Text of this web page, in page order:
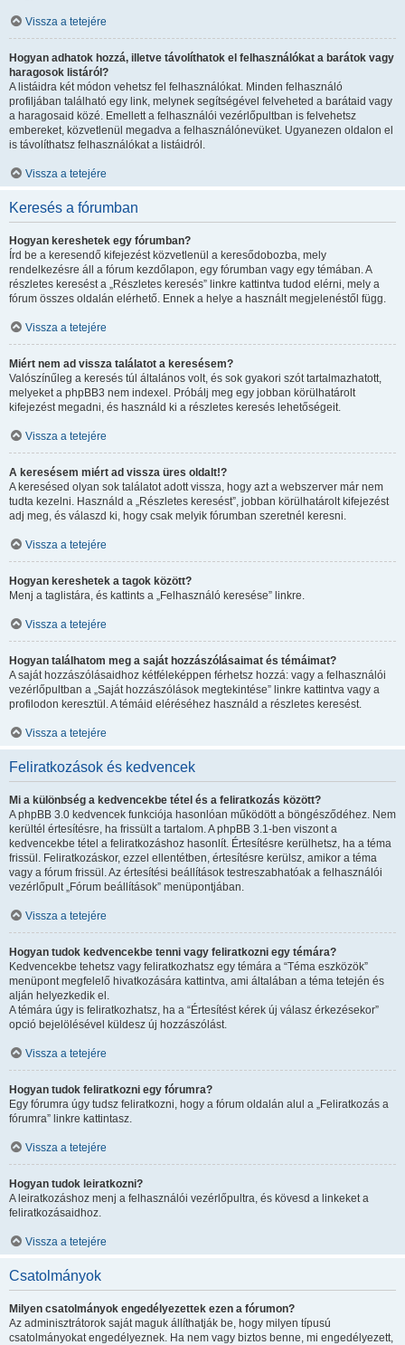
Vissza a tetejére
Hogyan adhatok hozzá, illetve távolíthatok el felhasználókat a barátok vagy
haragosok listáról?
A listáidra két módon vehetsz fel felhasználókat. Minden felhasználó
profiljában található egy link, melynek segítségével felveheted a barátaid vagy
a haragosaid közé. Emellett a felhasználói vezérlőpultban is felvehetsz
embereket, közvetlenül megadva a felhasználónevüket. Ugyanezen oldalon el
is távolíthatsz felhasználókat a listáidról.
Vissza a tetejére
Keresés a fórumban
Hogyan kereshetek egy fórumban?
Írd be a keresendő kifejezést közvetlenül a keresődobozba, mely
rendelkezésre áll a fórum kezdőlapon, egy fórumban vagy egy témában. A
részletes keresést a „Részletes keresés” linkre kattintva tudod elérni, mely a
fórum összes oldalán elérhető. Ennek a helye a használt megjelenéstől függ.
Vissza a tetejére
Miért nem ad vissza találatot a keresésem?
Valószínűleg a keresés túl általános volt, és sok gyakori szót tartalmazhatott,
melyeket a phpBB3 nem indexel. Próbálj meg egy jobban körülhatárolt
kifejezést megadni, és használd ki a részletes keresés lehetőségeit.
Vissza a tetejére
A keresésem miért ad vissza üres oldalt!?
A keresésed olyan sok találatot adott vissza, hogy azt a webszerver már nem
tudta kezelni. Használd a „Részletes keresést”, jobban körülhatárolt kifejezést
adj meg, és válaszd ki, hogy csak melyik fórumban szeretnél keresni.
Vissza a tetejére
Hogyan kereshetek a tagok között?
Menj a taglistára, és kattints a „Felhasználó keresése” linkre.
Vissza a tetejére
Hogyan találhatom meg a saját hozzászólásaimat és témáimat?
A saját hozzászólásaidhoz kétféleképpen férhetsz hozzá: vagy a felhasználói
vezérlőpultban a „Saját hozzászólások megtekintése” linkre kattintva vagy a
profilodon keresztül. A témáid eléréséhez használd a részletes keresést.
Vissza a tetejére
Feliratkozások és kedvencek
Mi a különbség a kedvencekbe tétel és a feliratkozás között?
A phpBB 3.0 kedvencek funkciója hasonlóan működött a böngésződéhez. Nem
kerültél értesítésre, ha frissült a tartalom. A phpBB 3.1-ben viszont a
kedvencekbe tétel a feliratkozáshoz hasonlít. Értesítésre kerülhetsz, ha a téma
frissül. Feliratkozáskor, ezzel ellentétben, értesítésre kerülsz, amikor a téma
vagy a fórum frissül. Az értesítési beállítások testreszabhatóak a felhasználói
vezérlőpult „Fórum beállítások” menüpontjában.
Vissza a tetejére
Hogyan tudok kedvencekbe tenni vagy feliratkozni egy témára?
Kedvencekbe tehetsz vagy feliratkozhatsz egy témára a “Téma eszközök”
menüpont megfelelő hivatkozására kattintva, ami általában a téma tetején és
alján helyezkedik el.
A témára úgy is feliratkozhatsz, ha a “Értesítést kérek új válasz érkezésekor”
opció bejelölésével küldesz új hozzászólást.
Vissza a tetejére
Hogyan tudok feliratkozni egy fórumra?
Egy fórumra úgy tudsz feliratkozni, hogy a fórum oldalán alul a „Feliratkozás a
fórumra” linkre kattintasz.
Vissza a tetejére
Hogyan tudok leiratkozni?
A leiratkozáshoz menj a felhasználói vezérlőpultra, és kövesd a linkeket a
feliratkozásaidhoz.
Vissza a tetejére
Csatolmányok
Milyen csatolmányok engedélyezettek ezen a fórumon?
Az adminisztrátorok saját maguk állíthatják be, hogy milyen típusú
csatolmányokat engedélyeznek. Ha nem vagy biztos benne, mi engedélyezett,